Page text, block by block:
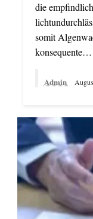
die
somit
konsequente…
Admin